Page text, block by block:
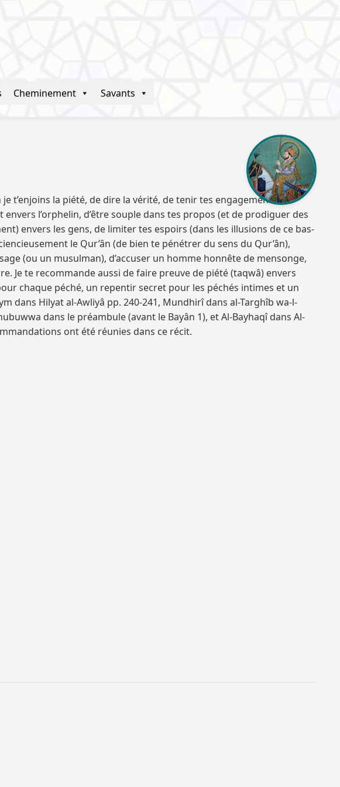
Cheminement Savants
je t’enjoins la piété, de dire la vérité, de tenir tes engagements, de
l’orphelin, d’être souple dans tes propos (et de prodiguer des
envers les gens, de limiter tes espoirs (dans les illusions de ce bas-
le Qur’ân (de bien te pénétrer du sens du Qur’ân),
(ou un musulman), d’accuser un homme honnête de mensonge,
Je te recommande aussi de faire preuve de piété (taqwâ) envers
chaque péché, un repentir secret pour les péchés intimes et un
dans Hilyat al-Awliyâ pp. 240-241, Mundhirî dans al-Targhîb wa-l-
dans le préambule (avant le Bayân 1), et Al-Bayhaqî dans Al-
ont été réunies dans ce récit.